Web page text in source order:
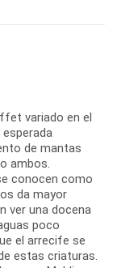
variado en el
de mantas
ambos.
conocen como
da mayor
ver una docena
poco
el arrecife se
estas criaturas.